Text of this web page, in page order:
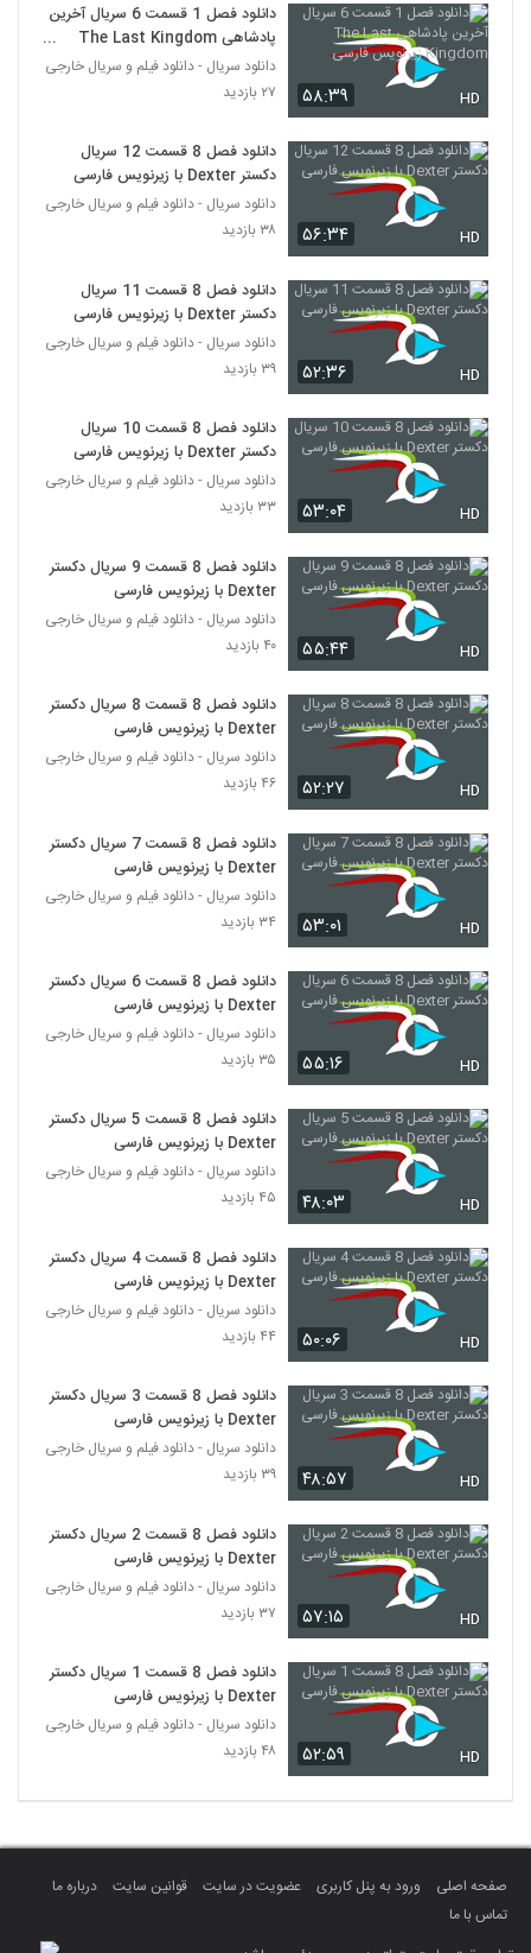
۵۸:۳۹ HD
دانلود فصل 1 قسمت 6 سریال آخرین
پادشاهی The Last Kingdom
زیرنویس فارسی
دانلود سریال - دانلود فیلم و سریال خارجی
۲۷ بازدید
۵۶:۳۴ HD
دانلود فصل 8 قسمت 12 سریال
دکستر Dexter با زیرنویس فارسی
دانلود سریال - دانلود فیلم و سریال خارجی
۳۸ بازدید
۵۲:۳۶ HD
دانلود فصل 8 قسمت 11 سریال
دکستر Dexter با زیرنویس فارسی
دانلود سریال - دانلود فیلم و سریال خارجی
۳۹ بازدید
۵۳:۰۴ HD
دانلود فصل 8 قسمت 10 سریال
دکستر Dexter با زیرنویس فارسی
دانلود سریال - دانلود فیلم و سریال خارجی
۳۳ بازدید
۵۵:۴۴ HD
دانلود فصل 8 قسمت 9 سریال دکستر
Dexter با زیرنویس فارسی
دانلود سریال - دانلود فیلم و سریال خارجی
۴۰ بازدید
۵۲:۲۷ HD
دانلود فصل 8 قسمت 8 سریال دکستر
Dexter با زیرنویس فارسی
دانلود سریال - دانلود فیلم و سریال خارجی
۴۶ بازدید
۵۳:۰۱ HD
دانلود فصل 8 قسمت 7 سریال دکستر
Dexter با زیرنویس فارسی
دانلود سریال - دانلود فیلم و سریال خارجی
۳۴ بازدید
۵۵:۱۶ HD
دانلود فصل 8 قسمت 6 سریال دکستر
Dexter با زیرنویس فارسی
دانلود سریال - دانلود فیلم و سریال خارجی
۳۵ بازدید
۴۸:۰۳ HD
دانلود فصل 8 قسمت 5 سریال دکستر
Dexter با زیرنویس فارسی
دانلود سریال - دانلود فیلم و سریال خارجی
۴۵ بازدید
۵۰:۰۶ HD
دانلود فصل 8 قسمت 4 سریال دکستر
Dexter با زیرنویس فارسی
دانلود سریال - دانلود فیلم و سریال خارجی
۴۴ بازدید
۴۸:۵۷ HD
دانلود فصل 8 قسمت 3 سریال دکستر
Dexter با زیرنویس فارسی
دانلود سریال - دانلود فیلم و سریال خارجی
۳۹ بازدید
۵۷:۱۵ HD
دانلود فصل 8 قسمت 2 سریال دکستر
Dexter با زیرنویس فارسی
دانلود سریال - دانلود فیلم و سریال خارجی
۳۷ بازدید
۵۲:۵۹ HD
دانلود فصل 8 قسمت 1 سریال دکستر
Dexter با زیرنویس فارسی
دانلود سریال - دانلود فیلم و سریال خارجی
۴۸ بازدید
صفحه اصلی ورود به پنل کاربری عضویت در سایت قوانین سایت
درباره ما
تماس با ما